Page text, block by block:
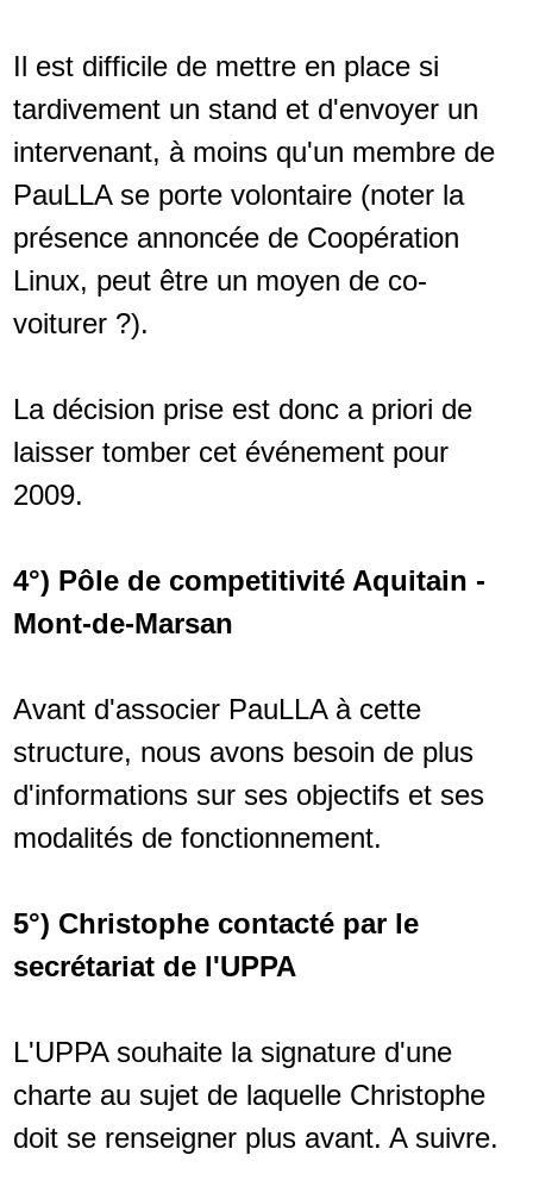
Il est difficile de mettre en place si
tardivement un stand et d'envoyer un
intervenant, à moins qu'un membre de
PauLLA se porte volontaire (noter la
présence annoncée de Coopération
Linux, peut être un moyen de co-
voiturer ?).
La décision prise est donc a priori de
laisser tomber cet événement pour
2009.
4°) Pôle de competitivité Aquitain -
Mont-de-Marsan
Avant d'associer PauLLA à cette
structure, nous avons besoin de plus
d'informations sur ses objectifs et ses
modalités de fonctionnement.
5°) Christophe contacté par le
secrétariat de l'UPPA
L'UPPA souhaite la signature d'une
charte au sujet de laquelle Christophe
doit se renseigner plus avant. A suivre.